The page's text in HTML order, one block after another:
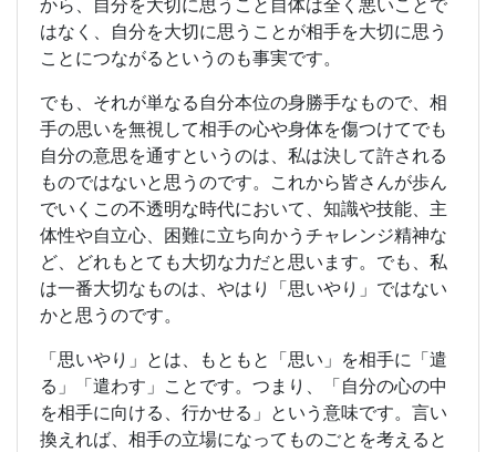
から、自分を大切に思うこと自体は全く悪いことで
はなく、自分を大切に思うことが相手を大切に思う
ことにつながるというのも事実です。
でも、それが単なる自分本位の身勝手なもので、相
手の思いを無視して相手の心や身体を傷つけてでも
自分の意思を通すというのは、私は決して許される
ものではないと思うのです。これから皆さんが歩ん
でいくこの不透明な時代において、知識や技能、主
体性や自立心、困難に立ち向かうチャレンジ精神な
ど、どれもとても大切な力だと思います。でも、私
は一番大切なものは、やはり「思いやり」ではない
かと思うのです。
「思いやり」とは、もともと「思い」を相手に「遣
る」「遣わす」ことです。つまり、「自分の心の中
を相手に向ける、行かせる」という意味です。言い
換えれば、相手の立場になってものごとを考えると